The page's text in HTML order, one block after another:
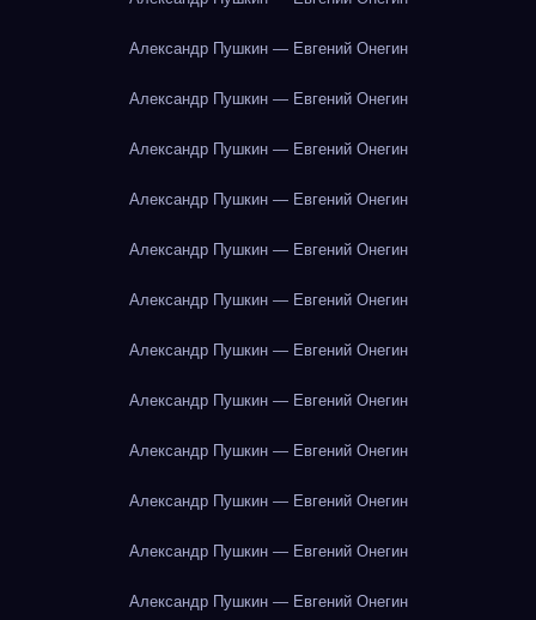
Александр Пушкин — Евгений Онегин
Александр Пушкин — Евгений Онегин
Александр Пушкин — Евгений Онегин
Александр Пушкин — Евгений Онегин
Александр Пушкин — Евгений Онегин
Александр Пушкин — Евгений Онегин
Александр Пушкин — Евгений Онегин
Александр Пушкин — Евгений Онегин
Александр Пушкин — Евгений Онегин
Александр Пушкин — Евгений Онегин
Александр Пушкин — Евгений Онегин
Александр Пушкин — Евгений Онегин